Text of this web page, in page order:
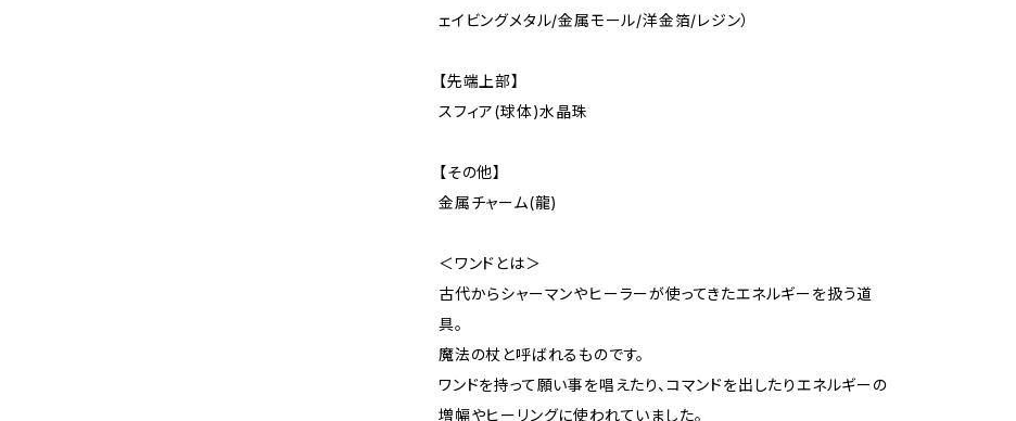
ェイビングメタル/金属モール/洋金箔/レジン）
【先端上部】
スフィア(球体)水晶珠
【その他】
金属チャーム(龍)
＜ワンドとは＞
古代からシャーマンやヒーラーが使ってきたエネルギーを扱う道
具。
魔法の杖と呼ばれるものです。
ワンドを持って願い事を唱えたり、コマンドを出したりエネルギーの
増幅やヒーリングに使われていました。